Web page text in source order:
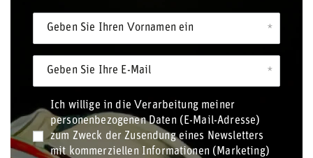
Geben Sie Ihren Vornamen ein
Geben Sie Ihre E-Mail
Ich willige in die Verarbeitung meiner
personenbezogenen Daten (E-Mail-Adresse)
zum Zweck der Zusendung eines Newsletters
mit kommerziellen Informationen (Marketing)